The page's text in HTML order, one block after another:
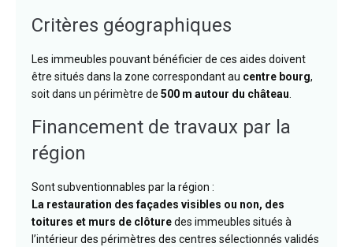
Critères géographiques
Les immeubles pouvant bénéficier de ces aides doivent
être situés dans la zone correspondant au centre bourg,
soit dans un périmètre de 500 m autour du château
Financement de travaux par la
région
Sont subventionnables par la région :
La restauration des façades visibles ou non, des
toitures et murs de clôturedes immeubles situés à
l’intérieur des périmètres des centres sélectionnés validés